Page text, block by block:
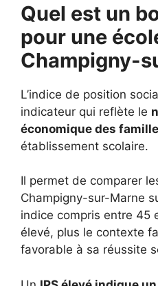
Quel est un
pour une
Champigny-
L’indice de position
indicateur qui reflète le
économique des
établissement scolaire.
Il permet de comparer
Champigny-sur-Marne
indice compris entre 45
élevé, plus le contexte
favorable à sa réussite